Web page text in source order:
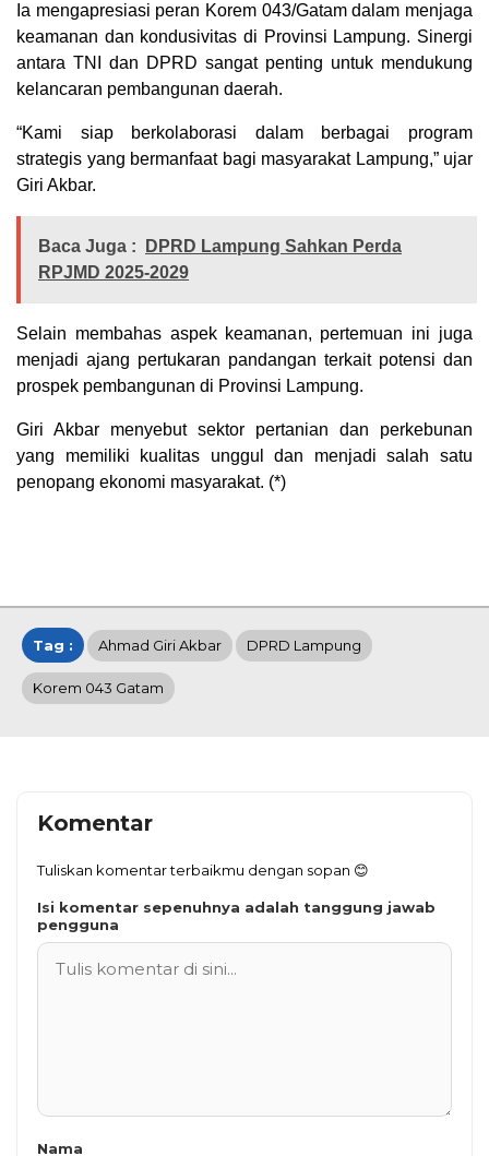
Ia mengapresiasi peran Korem 043/Gatam dalam menjaga
keamanan dan kondusivitas di Provinsi Lampung. Sinergi
antara TNI dan DPRD sangat penting untuk mendukung
kelancaran pembangunan daerah.
“Kami siap berkolaborasi dalam berbagai program
strategis yang bermanfaat bagi masyarakat Lampung,” ujar
Giri Akbar.
Baca Juga :
DPRD Lampung Sahkan Perda
RPJMD 2025-2029
Selain membahas aspek keamanan, pertemuan ini juga
menjadi ajang pertukaran pandangan terkait potensi dan
prospek pembangunan di Provinsi Lampung.
Giri Akbar menyebut sektor pertanian dan perkebunan
yang memiliki kualitas unggul dan menjadi salah satu
penopang ekonomi masyarakat. (*)
Tag : Ahmad Giri Akbar DPRD Lampung
Korem 043 Gatam
Komentar
Tuliskan komentar terbaikmu dengan sopan 😊
Isi komentar sepenuhnya adalah tanggung jawab
pengguna
Nama